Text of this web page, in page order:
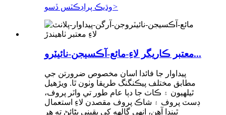
وڌيڪ پراڊڪٽس ڏسو>
معتبر ڪاريگر لاءِ-مائع-آڪسيجن-نائيٽرو...
پيداوار جا فائدا اسان مخصوص ضرورتن جي
مطابق مختلف پيڪنگنگ طريقا وٺون ٿا. ويڙهيل
ٿيلهيون ۽ ڪاٺ جا دٻا عام طور تي واٽر پروف،
ڊسٽ پروف ۽ شاڪ پروف مقصدن لاءِ استعمال
ٿيندا آهن، انهي ڳالهه کي يقيني بڻائڻ ته هر